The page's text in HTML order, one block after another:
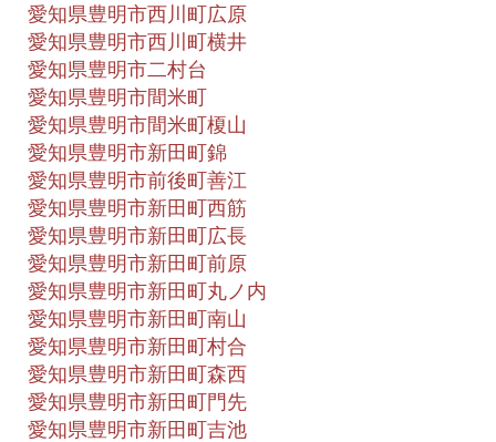
愛知県豊明市西川町広原
愛知県豊明市西川町横井
愛知県豊明市二村台
愛知県豊明市間米町
愛知県豊明市間米町榎山
愛知県豊明市新田町錦
愛知県豊明市前後町善江
愛知県豊明市新田町西筋
愛知県豊明市新田町広長
愛知県豊明市新田町前原
愛知県豊明市新田町丸ノ内
愛知県豊明市新田町南山
愛知県豊明市新田町村合
愛知県豊明市新田町森西
愛知県豊明市新田町門先
愛知県豊明市新田町吉池